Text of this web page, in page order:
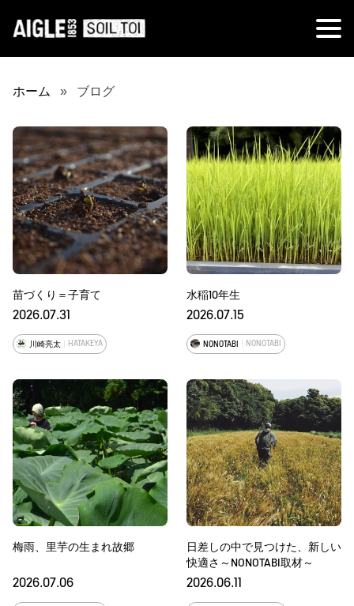
ホーム ブログ
苗づくり＝子育て
2026.07.31
川崎亮太 HATAKEYA
水稲10年生
2026.07.15
NONOTABI NONOTABI
梅雨、里芋の生まれ故郷
2026.07.06
日差しの中で見つけた、新しい
快適さ～NONOTABI取材～
2026.06.11